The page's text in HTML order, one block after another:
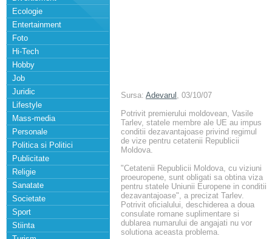
Ecologie
Entertainment
Foto
Hi-Tech
Hobby
Job
Juridic
Lifestyle
Mass-media
Personale
Politica si Politici
Publicitate
Religie
Sanatate
Societate
Sport
Stiinta
Sursa: Adevarul , 03/10/07
Potrivit premierului moldovean, Vasile
Tarlev, statele membre ale UE au impus
conditii dezavantajoase privind regimul
de vize pentru cetatenii Republicii
Moldova.
"Cetatenii Republicii Moldova, cu viziuni
proeuropene, sunt obligati sa obtina viza
pentru statele Uniunii Europene in conditii
dezavantajoase", a precizat Tarlev.
Potrivit oficialului, deschiderea a doua
consulate romane suplimentare si
dublarea numarului de angajati nu vor
solutiona aceasta problema.